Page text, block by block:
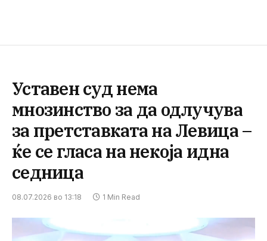
Уставен суд нема
мнозинство за да одлучува
за претставката на Левица –
ќе се гласа на некоја идна
седница
08.07.2026 во 13:18 1 Min Read